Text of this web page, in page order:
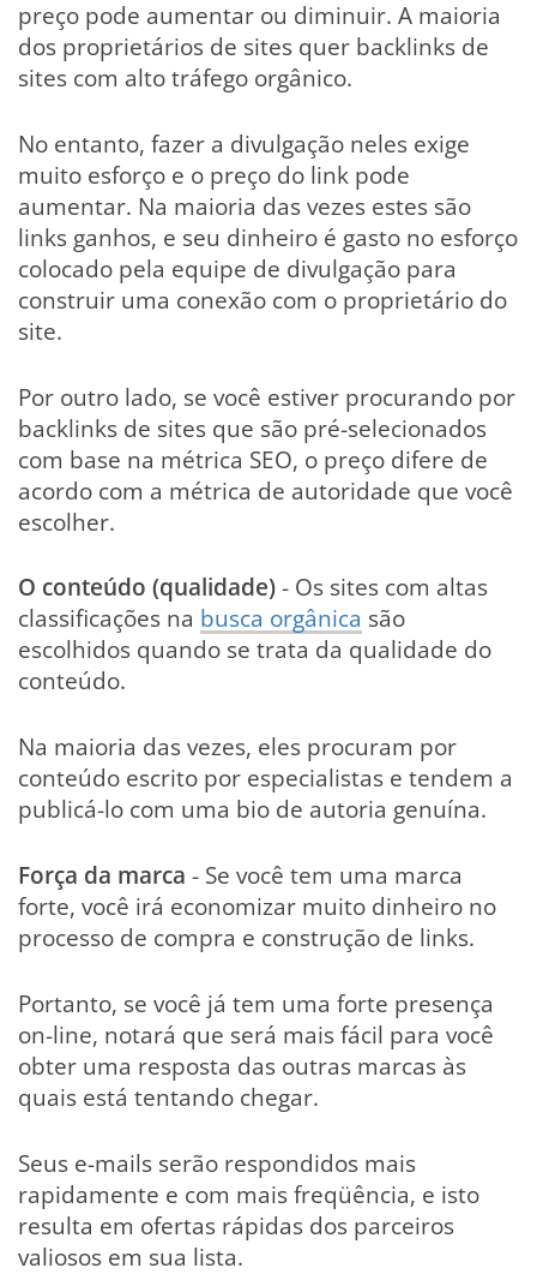
preço pode aumentar ou diminuir. A maioria
dos proprietários de sites quer backlinks de
sites com alto tráfego orgânico.
No entanto, fazer a divulgação neles exige
muito esforço e o preço do link pode
aumentar. Na maioria das vezes estes são
links ganhos, e seu dinheiro é gasto no esforço
colocado pela equipe de divulgação para
construir uma conexão com o proprietário do
site.
Por outro lado, se você estiver procurando por
backlinks de sites que são pré-selecionados
com base na métrica SEO, o preço difere de
acordo com a métrica de autoridade que você
escolher.
O conteúdo (qualidade)- Os sites com altas
classificações na busca orgânica são
escolhidos quando se trata da qualidade do
conteúdo.
Na maioria das vezes, eles procuram por
conteúdo escrito por especialistas e tendem a
publicá-lo com uma bio de autoria genuína.
Força da marca - Se você tem uma marca
forte, você irá economizar muito dinheiro no
processo de compra e construção de links.
Portanto, se você já tem uma forte presença
on-line, notará que será mais fácil para você
obter uma resposta das outras marcas às
quais está tentando chegar.
Seus e-mails serão respondidos mais
rapidamente e com mais freqüência, e isto
resulta em ofertas rápidas dos parceiros
valiosos em sua lista.